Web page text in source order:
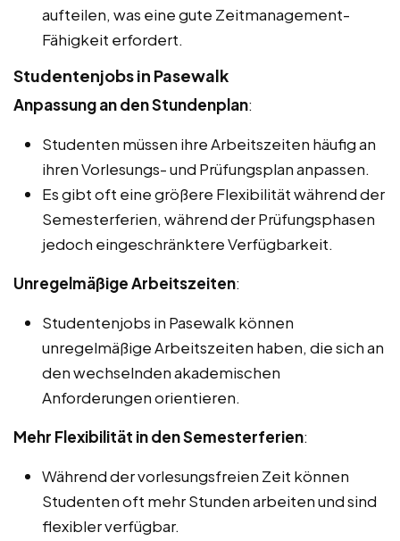
aufteilen, was eine gute Zeitmanagement-
Fähigkeit erfordert.
Studentenjobs in Pasewalk
Anpassung an den Stundenplan:
Studenten müssen ihre Arbeitszeiten häufig an
ihren Vorlesungs- und Prüfungsplan anpassen.
Es gibt oft eine größere Flexibilität während der
Semesterferien, während der Prüfungsphasen
jedoch eingeschränktere Verfügbarkeit.
Unregelmäßige Arbeitszeiten:
Studentenjobs in Pasewalk können
unregelmäßige Arbeitszeiten haben, die sich an
den wechselnden akademischen
Anforderungen orientieren.
Mehr Flexibilität in den Semesterferien:
Während der vorlesungsfreien Zeit können
Studenten oft mehr Stunden arbeiten und sind
flexibler verfügbar.